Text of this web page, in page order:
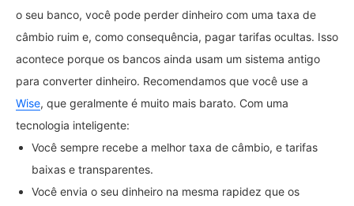
o seu banco, você pode perder dinheiro com uma taxa de
câmbio ruim e, como consequência, pagar tarifas ocultas. Isso
acontece porque os bancos ainda usam um sistema antigo
para converter dinheiro. Recomendamos que você use a
Wise, que geralmente é muito mais barato. Com uma
tecnologia inteligente:
Você sempre recebe a melhor taxa de câmbio, e tarifas
baixas e transparentes.
Você envia o seu dinheiro na mesma rapidez que os